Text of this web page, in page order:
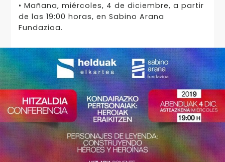
• Mañana, miércoles, 4 de diciembre, a partir
de las 19:00 horas, en Sabino Arana
Fundazioa.